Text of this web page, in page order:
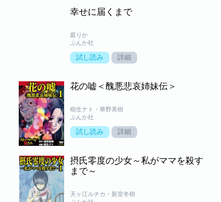
幸せに届くまで
庭りか
ぶんか社
試し読み 詳細
花の嘘＜醜悪悲哀姉妹伝＞
樹生ナト・華野美樹
ぶんか社
試し読み 詳細
摂氏零度の少女～私がママを殺す
まで～
天ヶ江ルチカ・新堂冬樹